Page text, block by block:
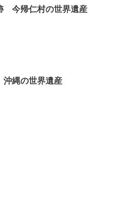
今帰仁村の世界遺産
縄の世界遺産